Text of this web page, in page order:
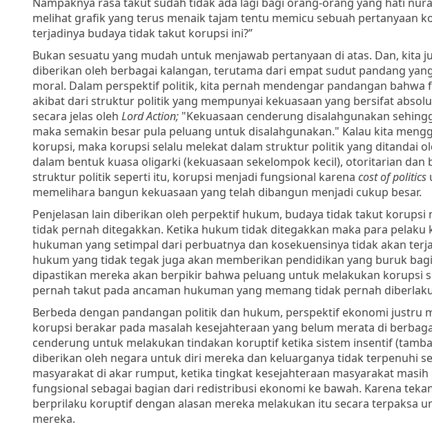
melihat grafik yang terus menaik tajam tentu memicu sebuah pertanyaan
terjadinya budaya tidak takut korupsi ini?”
Bukan sesuatu yang mudah untuk menjawab pertanyaan di atas. Dan, kita
diberikan oleh berbagai kalangan, terutama dari empat sudut pandang
moral. Dalam perspektif politik, kita pernah mendengar pandangan
akibat dari struktur politik yang mempunyai kekuasaan yang bersifat
secara jelas oleh Lord Action; "Kekuasaan cenderung disalahgunakan
maka semakin besar pula peluang untuk disalahgunakan." Kalau kita
korupsi, maka korupsi selalu melekat dalam struktur politik yang ditandai
dalam bentuk kuasa oligarki (kekuasaan sekelompok kecil), otoritarian dan
struktur politik seperti itu, korupsi menjadi fungsional karena cost of politics
memelihara bangun kekuasaan yang telah dibangun menjadi cukup besar.
Penjelasan lain diberikan oleh perpektif hukum, budaya tidak takut korupsi
tidak pernah ditegakkan. Ketika hukum tidak ditegakkan maka para
hukuman yang setimpal dari perbuatnya dan kosekuensinya tidak akan
hukum yang tidak tegak juga akan memberikan pendidikan yang buruk
dipastikan mereka akan berpikir bahwa peluang untuk melakukan korupsi
pernah takut pada ancaman hukuman yang memang tidak pernah
Berbeda dengan pandangan politik dan hukum, perspektif ekonomi justru
korupsi berakar pada masalah kesejahteraan yang belum merata di
cenderung untuk melakukan tindakan koruptif ketika sistem insentif
diberikan oleh negara untuk diri mereka dan keluarganya tidak terpenuhi
masyarakat di akar rumput, ketika tingkat kesejahteraan masyarakat
fungsional sebagai bagian dari redistribusi ekonomi ke bawah. Karena
berprilaku koruptif dengan alasan mereka melakukan itu secara terpaksa
mereka.